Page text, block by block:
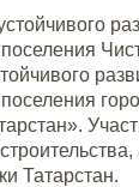
поселения
Татарстан.